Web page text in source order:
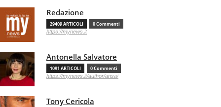
Redazione
29409 ARTICOLI 0 Commenti
https://mynews.it
Antonella Salvatore
1091 ARTICOLI 0 Commenti
https://mynews.it/author/ansa/
Tony Cericola